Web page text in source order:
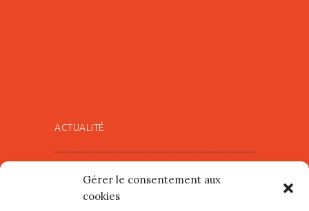
Gérer le consentement aux
cookies
ACTUALITÉ
mercredi 12 et jeudi 13 août
2026